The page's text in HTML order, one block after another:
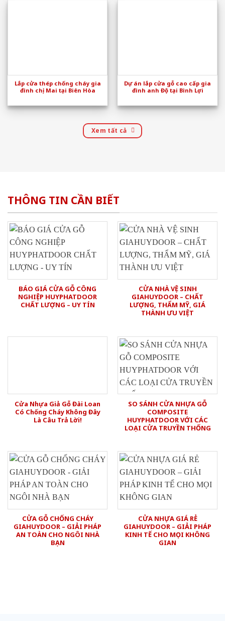
Lắp cửa thép chống cháy gia
đình chị Mai tại Biên Hòa
Dự án lắp cửa gỗ cao cấp gia
đình anh Độ tại Bình Lợi
Xem tất cả
THÔNG TIN CẦN BIẾT
BÁO GIÁ CỬA GỖ CÔNG
NGHIỆP HUYPHATDOOR
CHẤT LƯỢNG – UY TÍN
CỬA NHÀ VỆ SINH
GIAHUYDOOR – CHẤT
LƯỢNG, THẨM MỸ, GIÁ
THÀNH ƯU VIỆT
Cửa Nhựa Giả Gỗ Đài Loan
Có Chống Cháy Không Đây
Là Câu Trả Lời!
SO SÁNH CỬA NHỰA GỖ
COMPOSITE
HUYPHATDOOR VỚI CÁC
LOẠI CỬA TRUYỀN THỐNG
CỬA GỖ CHỐNG CHÁY
GIAHUYDOOR – GIẢI PHÁP
AN TOÀN CHO NGÔI NHÀ
BẠN
CỬA NHỰA GIÁ RẺ
GIAHUYDOOR – GIẢI PHÁP
KINH TẾ CHO MỌI KHÔNG
GIAN